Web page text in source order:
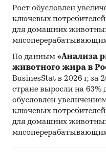
- Рейтинг ведущих
зарубежных
Единицы измерения:
Количественные
рассчитаны в тоннах,
долларах и рублях
География
РФ, федеральные
мира
Категории: Сельское
Россия
Рост обусловлен
ключевых
для домашних
По данным «Анализа
животного жира в
BusinesStat в 2026 г, за
стране выросли на 63%
обусловлен
ключевых
для домашних